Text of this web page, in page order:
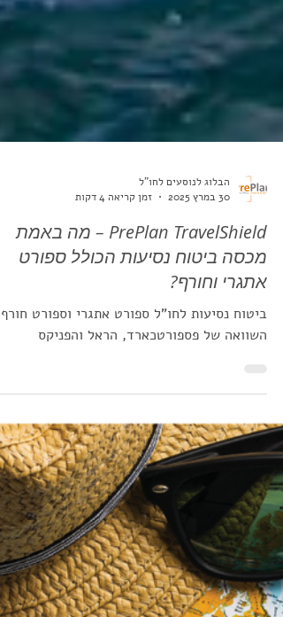
הבלוג לנוסעים לחו"ל
PrePlan TravelShield – מה באמת
אתגרי וחורף?
ביטוח נסיעות לחו"ל ספורט אתגרי וספורט
השוואה של פספורטכארד, הראל והפניקס